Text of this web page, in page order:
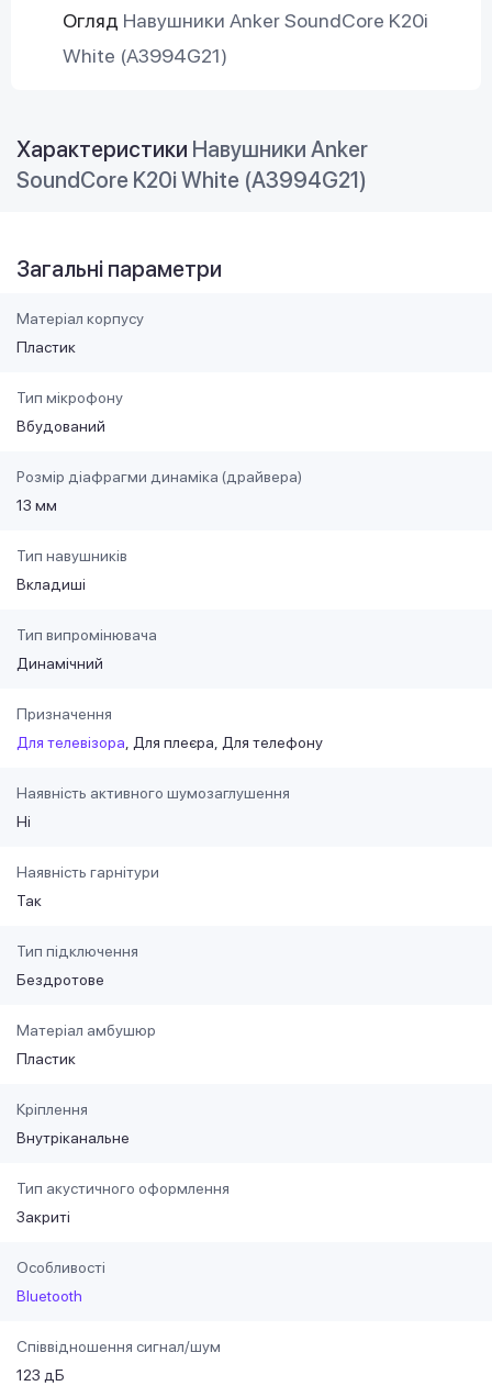
Огляд Навушники Anker SoundCore K20i
White (A3994G21)
Характеристики Навушники Anker
SoundCore K20i White (A3994G21)
Загальні параметри
Матеріал корпусу
Пластик
Тип мікрофону
Вбудований
Розмір діафрагми динаміка (драйвера)
13 мм
Тип навушників
Вкладиші
Тип випромінювача
Динамічний
Призначення
Для телевізора
Для плеєра Для телефону
Наявність активного шумозаглушення
Ні
Наявність гарнітури
Так
Тип підключення
Бездротове
Матеріал амбушюр
Пластик
Кріплення
Внутріканальне
Тип акустичного оформлення
Закриті
Особливості
Bluetooth
Співвідношення сигнал/шум
123 дБ